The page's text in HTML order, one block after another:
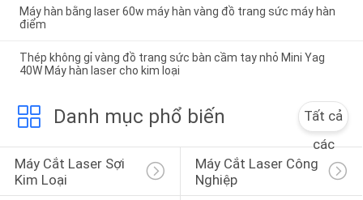
Máy hàn bằng laser 60w máy hàn vàng đồ trang sức máy hàn
điểm
Thép không gỉ vàng đồ trang sức bàn cầm tay nhỏ Mini Yag
40W Máy hàn laser cho kim loại
Danh mục phổ biến
Tất cả
các
Máy Cắt Laser Sợi
Kim Loại
Máy Cắt Laser Công
Nghiệp